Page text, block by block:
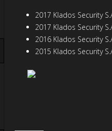
Security S.A.: ΕΠΙΤΥΧΗΣ Η
Security S.A.: ΗΡΑΚΛΕΙΟ &
Security S.A. : ΧΡΟΝΙΑ ΠΟΛΛΑ
2017 Klados Security
2017 Klados Security
2016 Klados Security
2015 Klados Security